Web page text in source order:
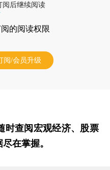
阅后继续阅读
的阅读权限
阅/会员升级
时查阅宏观经济、股票
在掌握。